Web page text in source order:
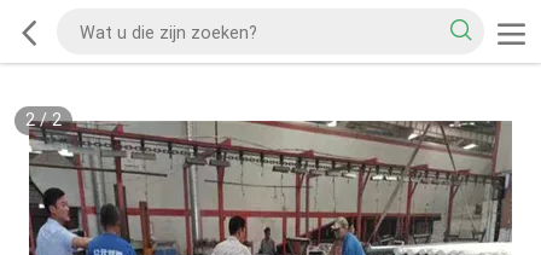
2/2